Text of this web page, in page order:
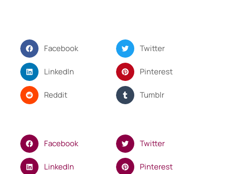
Facebook Twitter
LinkedIn Pinterest
Reddit Tumblr
Facebook Twitter
LinkedIn Pinterest